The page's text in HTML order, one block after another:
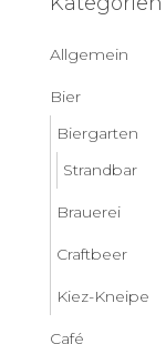
Allgemein
Bier
Biergarten
Strandbar
Brauerei
Craftbeer
Kiez-Kneipe
Café